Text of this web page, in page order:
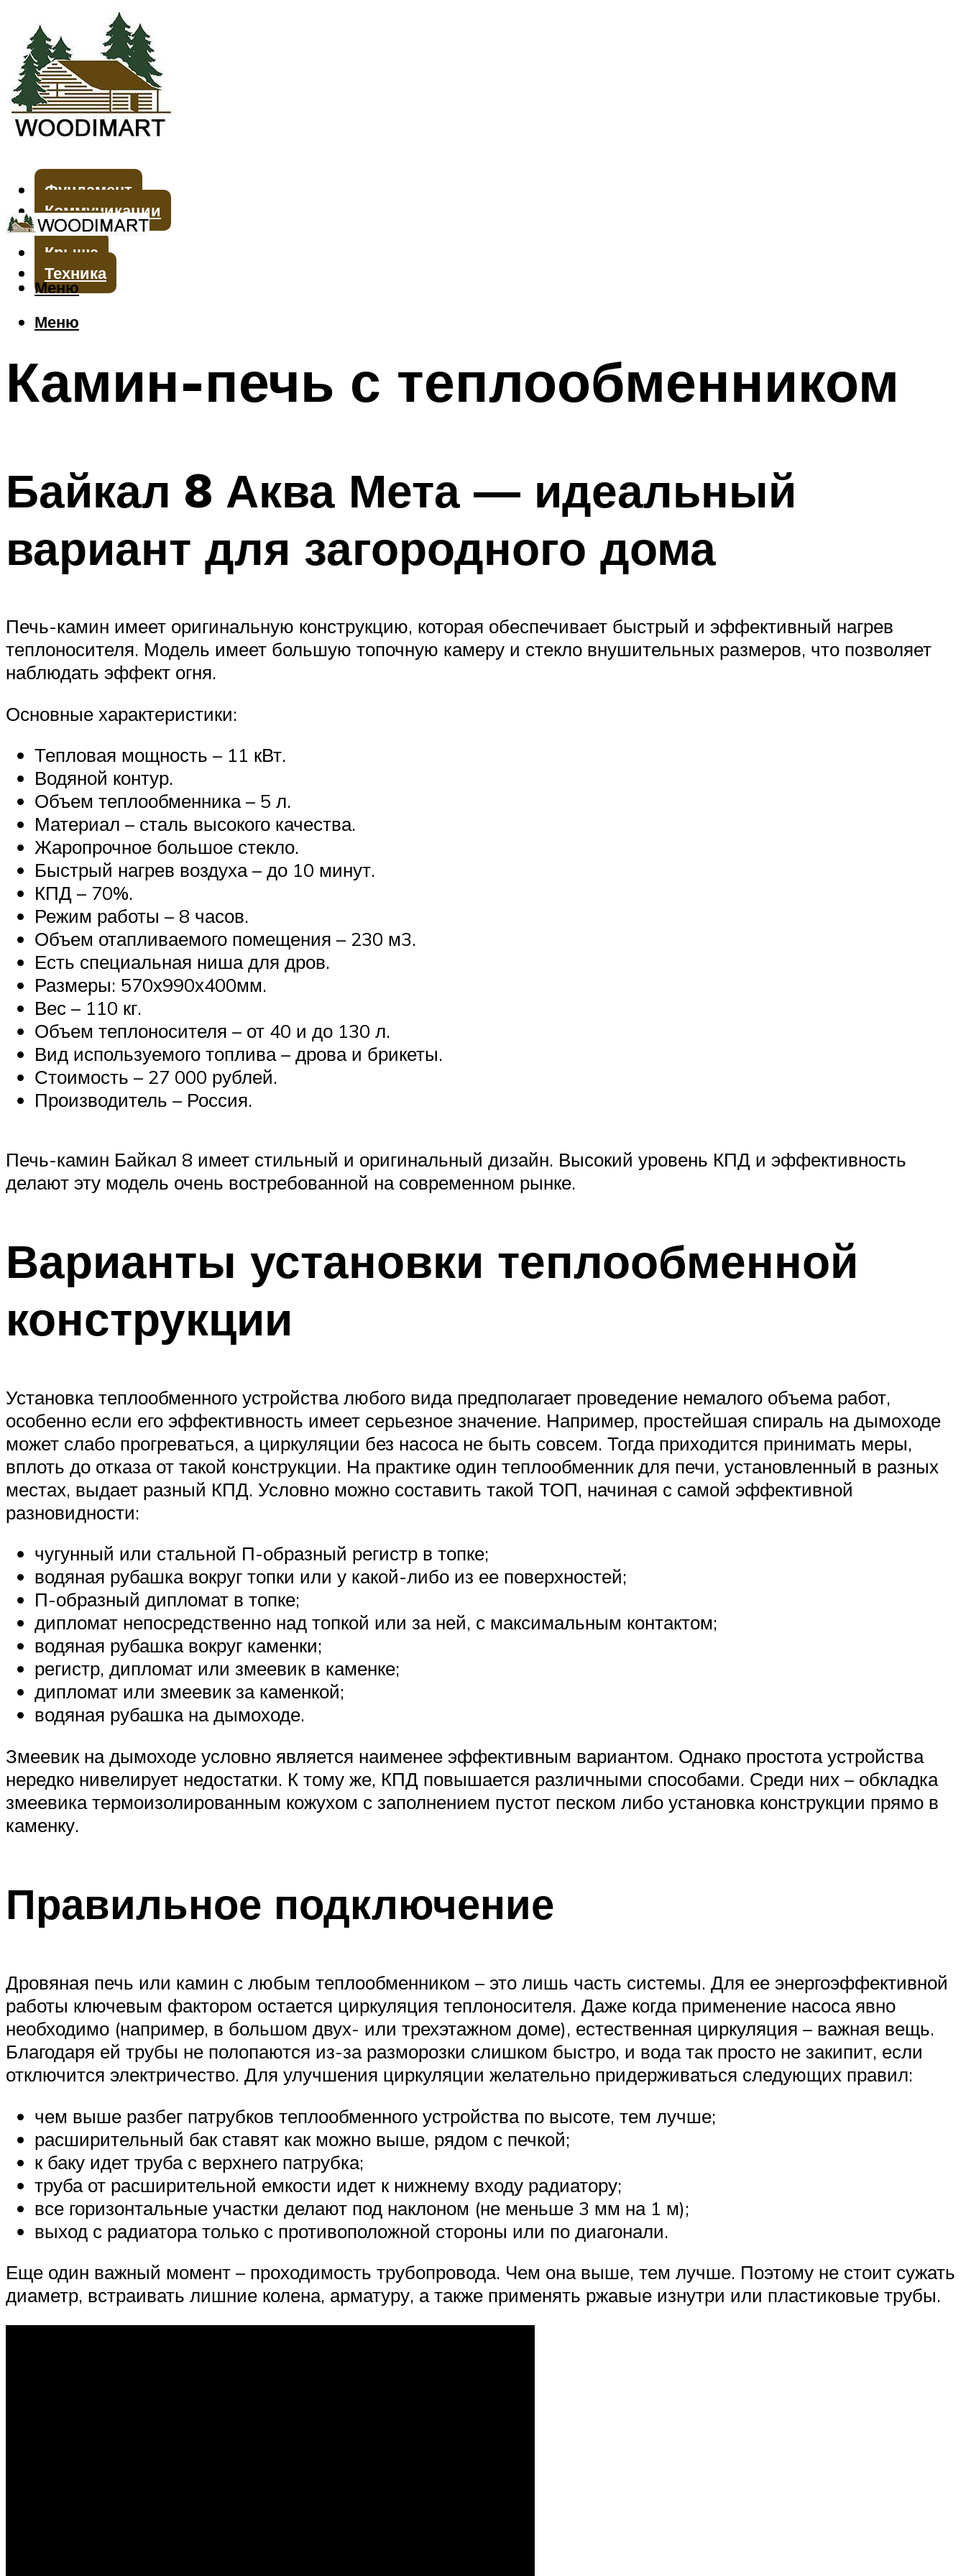
Фундамент
Коммуникации
Стены
Крыша
Техника
Меню
Меню
Камин-печь с теплообменником
Байкал 8 Аква Мета — идеальный
вариант для загородного дома
Печь-камин имеет оригинальную конструкцию, которая обеспечивает быстрый и эффективный нагрев
теплоносителя. Модель имеет большую топочную камеру и стекло внушительных размеров, что позволяет
наблюдать эффект огня.
Основные характеристики:
Тепловая мощность – 11 кВт.
Водяной контур.
Объем теплообменника – 5 л.
Материал – сталь высокого качества.
Жаропрочное большое стекло.
Быстрый нагрев воздуха – до 10 минут.
КПД – 70%.
Режим работы – 8 часов.
Объем отапливаемого помещения – 230 м3.
Есть специальная ниша для дров.
Размеры: 570х990х400мм.
Вес – 110 кг.
Объем теплоносителя – от 40 и до 130 л.
Вид используемого топлива – дрова и брикеты.
Стоимость – 27 000 рублей.
Производитель – Россия.
Печь-камин Байкал 8 имеет стильный и оригинальный дизайн. Высокий уровень КПД и эффективность
делают эту модель очень востребованной на современном рынке.
Варианты установки теплообменной
конструкции
Установка теплообменного устройства любого вида предполагает проведение немалого объема работ,
особенно если его эффективность имеет серьезное значение. Например, простейшая спираль на дымоходе
может слабо прогреваться, а циркуляции без насоса не быть совсем. Тогда приходится принимать меры,
вплоть до отказа от такой конструкции. На практике один теплообменник для печи, установленный в разных
местах, выдает разный КПД. Условно можно составить такой ТОП, начиная с самой эффективной
разновидности:
чугунный или стальной П-образный регистр в топке;
водяная рубашка вокруг топки или у какой-либо из ее поверхностей;
П-образный дипломат в топке;
дипломат непосредственно над топкой или за ней, с максимальным контактом;
водяная рубашка вокруг каменки;
регистр, дипломат или змеевик в каменке;
дипломат или змеевик за каменкой;
водяная рубашка на дымоходе.
Змеевик на дымоходе условно является наименее эффективным вариантом. Однако простота устройства
нередко нивелирует недостатки. К тому же, КПД повышается различными способами. Среди них – обкладка
змеевика термоизолированным кожухом с заполнением пустот песком либо установка конструкции прямо в
каменку.
Правильное подключение
Дровяная печь или камин с любым теплообменником – это лишь часть системы. Для ее энергоэффективной
работы ключевым фактором остается циркуляция теплоносителя. Даже когда применение насоса явно
необходимо (например, в большом двух- или трехэтажном доме), естественная циркуляция – важная вещь.
Благодаря ей трубы не полопаются из-за разморозки слишком быстро, и вода так просто не закипит, если
отключится электричество. Для улучшения циркуляции желательно придерживаться следующих правил:
чем выше разбег патрубков теплообменного устройства по высоте, тем лучше;
расширительный бак ставят как можно выше, рядом с печкой;
к баку идет труба с верхнего патрубка;
труба от расширительной емкости идет к нижнему входу радиатору;
все горизонтальные участки делают под наклоном (не меньше 3 мм на 1 м);
выход с радиатора только с противоположной стороны или по диагонали.
Еще один важный момент – проходимость трубопровода. Чем она выше, тем лучше. Поэтому не стоит сужать
диаметр, встраивать лишние колена, арматуру, а также применять ржавые изнутри или пластиковые трубы.